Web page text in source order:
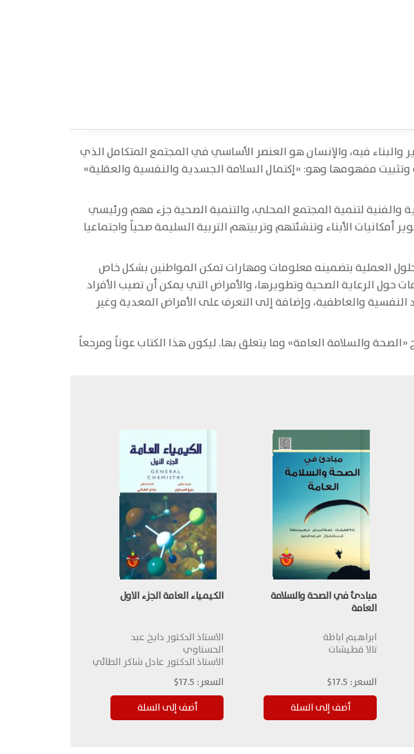
فيه، والإنسان هو العنصر الأساسي في المجتمع المتكامل الذي
مفهومها وهو: «إكتمال السلامة الجسدية والنفسية والعقلية»
والفنية لتنمية المجتمع المحلي، والتنمية الصحية جزء مهم ورئيسي
الأبناء وتنشئتهم وتربيتهم التربية السليمة صحياً واجتماعيا
العملية بتضمينه معلومات ومهارات تمكن المواطنين بشكل خاص
الرعاية الصحية وتطويرها، والأمراض التي يمكن أن تصيب الأفراد
النفسية والعاطفية، وإضافة إلى التعرف على الأمراض المعدية وغير
والسلامة العامة» وما يتعلق بها. ليكون هذا الكتاب عوناً ومرجعاً
مبادئ في الصحة والسلامة
العامة
ابراهيم اباظة
تالا قطيشات
السعر: 17.5$
الكيمياء العامة الجزء الاول
الاستاذ الدكتور دايخ عبد
الحسناوي
الاستاذ الدكتور عادل شاكر الطائي
السعر: 17.5$